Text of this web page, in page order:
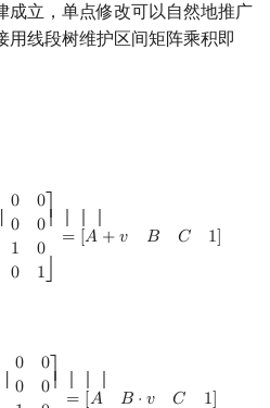
成立，单点修改可以自然地推广
用线段树维护区间矩阵乘积即
0
0
0
0
1
0
0 1
⎤
⎥ ⎥ ⎥ ⎥
⎦
= [𝐴 +𝑣 𝐵 𝐶 1]
00 10
0
0
0
0⎤⎥ ⎥ ⎥ ⎥
00 10